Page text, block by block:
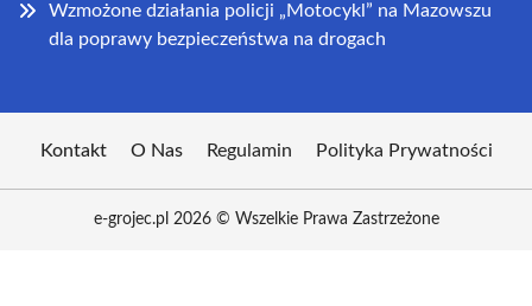
Wzmożone działania policji „Motocykl” na Mazowszu
dla poprawy bezpieczeństwa na drogach
Kontakt O Nas Regulamin Polityka Prywatności
e-grojec.pl 2026 © Wszelkie Prawa Zastrzeżone